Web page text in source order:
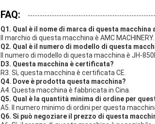
FAQ:
Q1. Qual è il nome di marca di questa
Il marchio di questa macchina è AMC MACHINERY.
Q2. Qual è il numero di modello di questa
Il numero di modello di questa macchina è JH-
D3. Questa macchina è certificata?
R3. Sì, questa macchina è certificata CE.
Q4. Dove è prodotta questa macchina?
A4. Questa macchina è fabbricata in Cina.
Q5. Qual è la quantità minima di ordine per
A5. Il numero minimo di ordini per questa
Q6. Si può negoziare il prezzo di questa